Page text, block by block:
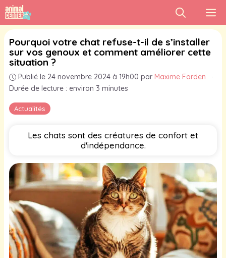
Aller
au
contenu
Actualités
Pourquoi votre chat refuse-t-il de s’installer
sur vos genoux et comment améliorer cette
situation ?
Publié le 24 novembre 2024 à 19h00 par Maxime Forden
·
Durée de lecture : environ 3 minutes
Les chats sont des créatures de confort et
d'indépendance.